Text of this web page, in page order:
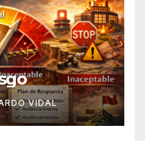
VIDAL